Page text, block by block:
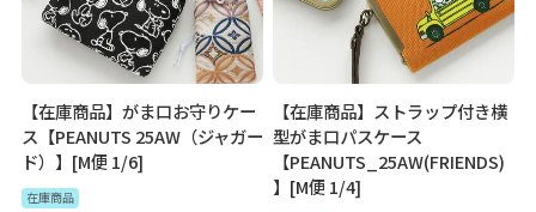
【在庫商品】がま口お守りケー
ス【PEANUTS 25AW（ジャガー
ド）】[M便 1/6]
在庫商品
【在庫商品】ストラップ付き横
型がま口パスケース
【PEANUTS_25AW(FRIENDS)
】[M便 1/4]